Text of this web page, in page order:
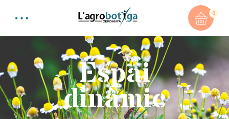
0
Espai
dinàmic